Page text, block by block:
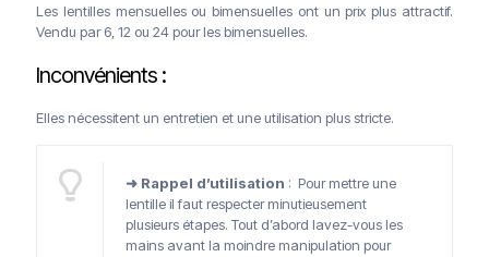
Les lentilles mensuelles ou bimensuelles ont un prix plus attractif.
Vendu par 6, 12 ou 24 pour les bimensuelles.
Inconvénients :
Elles nécessitent un entretien et une utilisation plus stricte.
➜ Rappel d’utilisation : Pour mettre une
lentille il faut respecter minutieusement
plusieurs étapes. Tout d’abord lavez-vous les
mains avant la moindre manipulation pour